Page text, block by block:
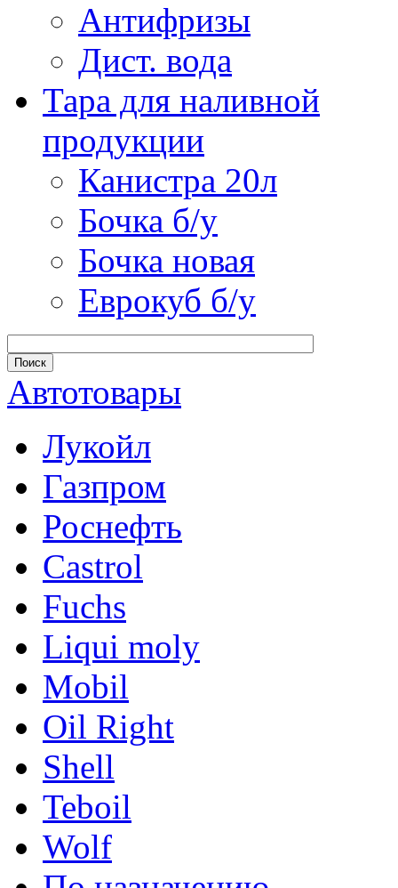
Антифризы
Дист. вода
Тара для наливной
продукции
Канистра 20л
Бочка б/у
Бочка новая
Еврокуб б/у
Автотовары
Лукойл
Газпром
Роснефть
Castrol
Fuchs
Liqui moly
Mobil
Oil Right
Shell
Teboil
Wolf